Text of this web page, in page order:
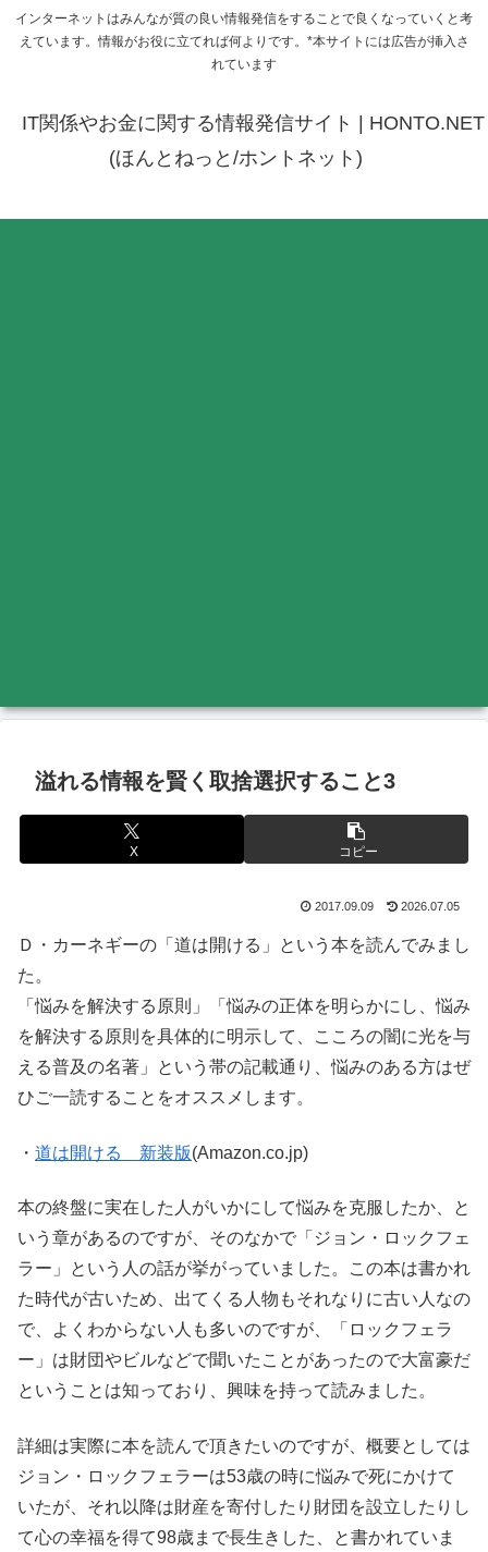
インターネットはみんなが質の良い情報発信をすることで良くなっていくと考
えています。情報がお役に立てれば何よりです。*本サイトには広告が挿入さ
れています
IT関係やお金に関する情報発信サイト | HONTO.NET
(ほんとねっと/ホントネット)
溢れる情報を賢く取捨選択すること3
X コピー
2017.09.09 2026.07.05
Ｄ・カーネギーの「道は開ける」という本を読んでみまし
た。
「悩みを解決する原則」「悩みの正体を明らかにし、悩み
を解決する原則を具体的に明示して、こころの闇に光を与
える普及の名著」という帯の記載通り、悩みのある方はぜ
ひご一読することをオススメします。
・ 道は開ける 新装版(Amazon.co.jp)
本の終盤に実在した人がいかにして悩みを克服したか、と
いう章があるのですが、そのなかで「ジョン・ロックフェ
ラー」という人の話が挙がっていました。この本は書かれ
た時代が古いため、出てくる人物もそれなりに古い人なの
で、よくわからない人も多いのですが、「ロックフェラ
ー」は財団やビルなどで聞いたことがあったので大富豪だ
ということは知っており、興味を持って読みました。
詳細は実際に本を読んで頂きたいのですが、概要としては
ジョン・ロックフェラーは53歳の時に悩みで死にかけて
いたが、それ以降は財産を寄付したり財団を設立したりし
て心の幸福を得て98歳まで長生きした、と書かれていま